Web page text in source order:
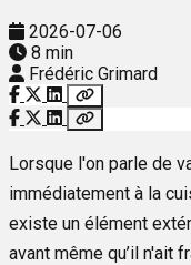
2026-07-06
8 min
Frédéric Grimard
Lorsque l'on parle de
immédiatement à la
existe un élément
avant même qu’il n'ait